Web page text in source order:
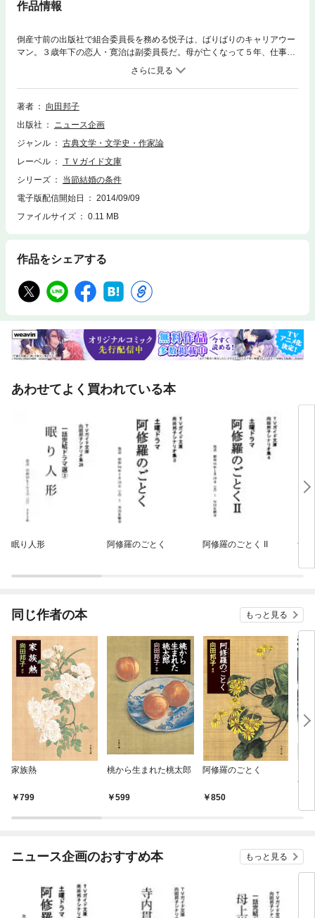
作品情報
倒産寸前の出版社で組合委員長を務める悦子は、ばりばりのキャリアウー
マン。３歳年下の恋人・寛治は副委員長だ。母が亡くなって５年、仕事と
組合のことで忙しい悦子は、家事をサラリーマンの父・順造にまかせっき
りだ。悦子が妊娠し結婚することになった。順造は悦子と寛治が住むアパ
ートから家具まで、完璧なまでに準備を整える。だが、それは順造の恋人
でおでん屋の女将ハルが手配したことだった。そうと知った悦子は、もの
う幸せから見放された女の生き様に共鳴してゆく心理を描く。出演・十朱
幸代、船越英二、水谷良重、下条アトム、寺泉哲章ほか。演出・柳井満。
著者
向田邦子
出版社
ニュース企画
ジャンル
古典文学・文学史・作家論
レーベル
ＴＶガイド文庫
シリーズ
当節結婚の条件
電子版配信開始日
2014/09/09
ファイルサイズ
0.11 MB
作品をシェアする
あわせてよく買われている本
眠り人形 阿修羅のごとく 阿修羅のごとく II 母
同じ作者の本 もっと見る
家族熱
799
桃から生まれた桃太郎
599
阿修羅のごとく
850
ナ
ニュース企画のおすすめ本 もっと見る